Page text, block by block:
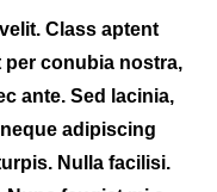
Class aptent
conubia nostra,
ante. Sed lacinia,
adipiscing
Nulla facilisi.